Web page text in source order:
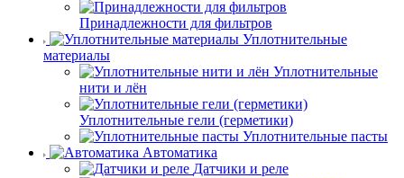
Принадлежности для фильтров
Уплотнительные
материалы
Уплотнительные
нити и лён
Уплотнительные гели (герметики)
Уплотнительные пасты
Автоматика
Датчики и реле